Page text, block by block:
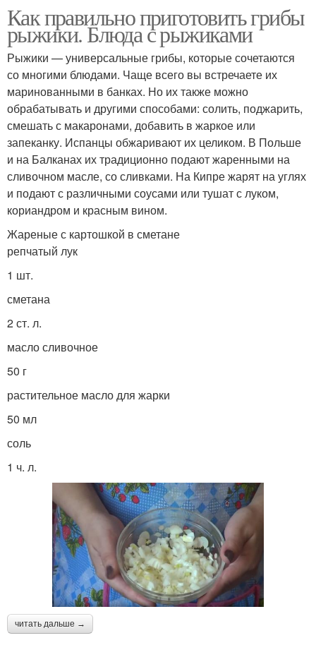
Как правильно приготовить грибы
рыжики. Блюда с рыжиками
Рыжики — универсальные грибы, которые сочетаются
со многими блюдами. Чаще всего вы встречаете их
маринованными в банках. Но их также можно
обрабатывать и другими способами: солить, поджарить,
смешать с макаронами, добавить в жаркое или
запеканку. Испанцы обжаривают их целиком. В Польше
и на Балканах их традиционно подают жаренными на
сливочном масле, со сливками. На Кипре жарят на углях
и подают с различными соусами или тушат с луком,
кориандром и красным вином.
Жареные с картошкой в сметане
репчатый лук
1 шт.
сметана
2 ст. л.
масло сливочное
50 г
растительное масло для жарки
50 мл
соль
1 ч. л.
читать дальше →